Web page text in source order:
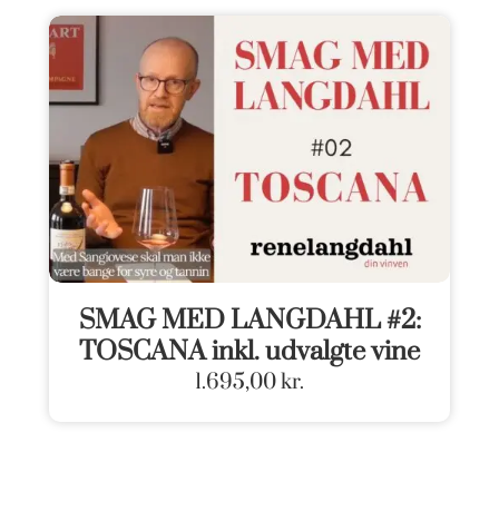
SMAG MED LANGDAHL #2:
TOSCANA inkl. udvalgte vine
1.695,00kr.